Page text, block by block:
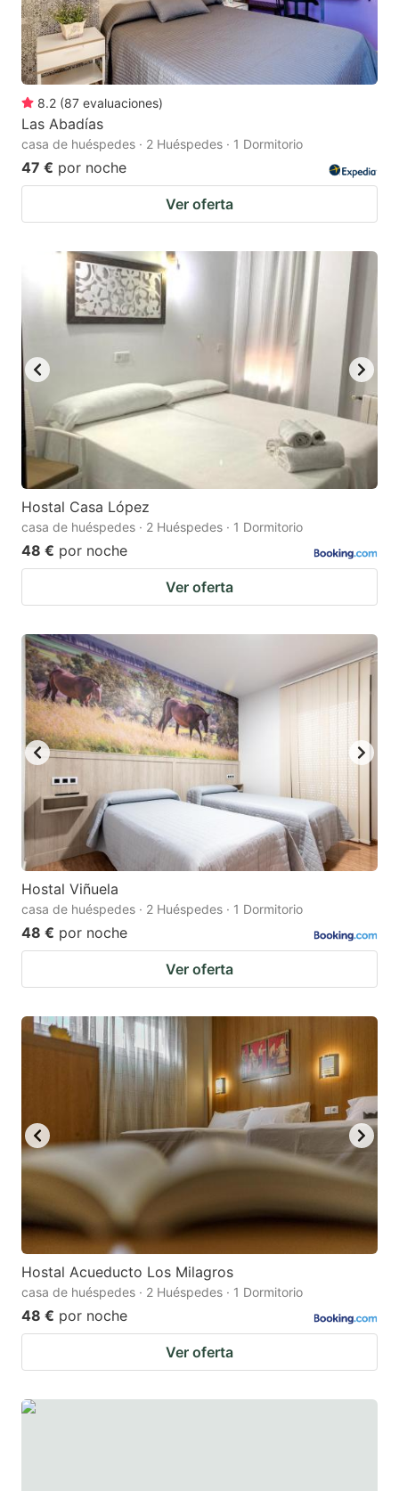
8.2 (87 evaluaciones)
Las Abadías
casa de huéspedes · 2 Huéspedes · 1 Dormitorio
47 € por noche
Ver oferta
Hostal Casa López
casa de huéspedes · 2 Huéspedes · 1 Dormitorio
48 € por noche
Ver oferta
Hostal Viñuela
casa de huéspedes · 2 Huéspedes · 1 Dormitorio
48 € por noche
Ver oferta
Hostal Acueducto Los Milagros
casa de huéspedes · 2 Huéspedes · 1 Dormitorio
48 € por noche
Ver oferta